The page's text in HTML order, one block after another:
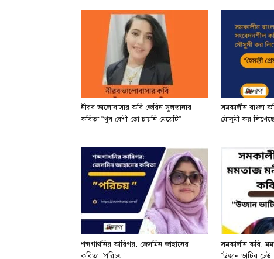
নীরব ভালোবাসার কবি জেরিন সুলতানার
কবিতা “খুব বেশী তো চায়নি মেয়েটি”
সমকালীন বাংলা
মৌসুমী কর লিখেছেন
শব্দগাথনির কারিগর: জেসমিন জাহানের
কবিতা ”পরিচয় ”
সমকালীন কবি:
”উজান ভাটির ঢেউ”